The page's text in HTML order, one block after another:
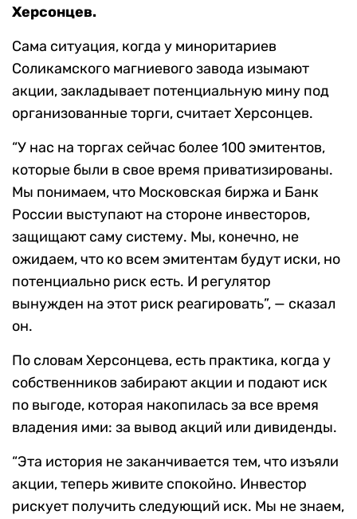
Херсонцев.
Сама ситуация, когда у миноритариев
Соликамского магниевого завода изымают
акции, закладывает потенциальную мину под
организованные торги, считает Херсонцев.
“У нас на торгах сейчас более 100 эмитентов,
которые были в свое время приватизированы.
Мы понимаем, что Московская биржа и Банк
России выступают на стороне инвесторов,
защищают саму систему. Мы, конечно, не
ожидаем, что ко всем эмитентам будут иски, но
потенциально риск есть. И регулятор
вынужден на этот риск реагировать”, — сказал
он.
По словам Херсонцева, есть практика, когда у
собственников забирают акции и подают иск
по выгоде, которая накопилась за все время
владения ими: за вывод акций или дивиденды.
“Эта история не заканчивается тем, что изъяли
акции, теперь живите спокойно. Инвестор
рискует получить следующий иск. Мы не знаем,